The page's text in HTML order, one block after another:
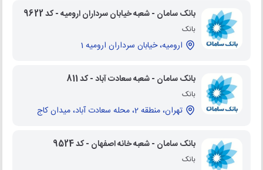
بانک سامان - شعبه خیابان سرداران ارومیه - کد 9622
بانک
ارومیه، خیابان سرداران ارومیه 1
بانک سامان - شعبه سعادت آباد - کد 811
بانک
تهران، منطقه 2، محله سعادت آباد، میدان کاج
بانک سامان - شعبه خانه اصفهان - کد 9524
بانک